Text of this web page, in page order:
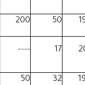
200
----
50